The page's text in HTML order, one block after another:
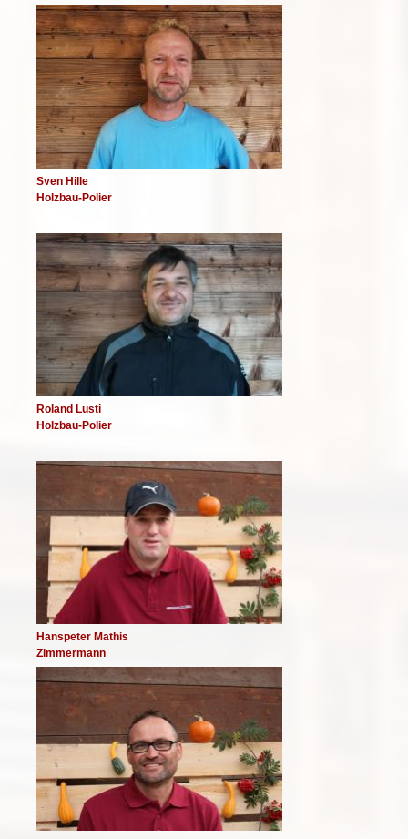
Image
Sven Hille
Holzbau-Polier
Image
Roland Lusti
Holzbau-Polier
Image
Hanspeter Mathis
Zimmermann
Image